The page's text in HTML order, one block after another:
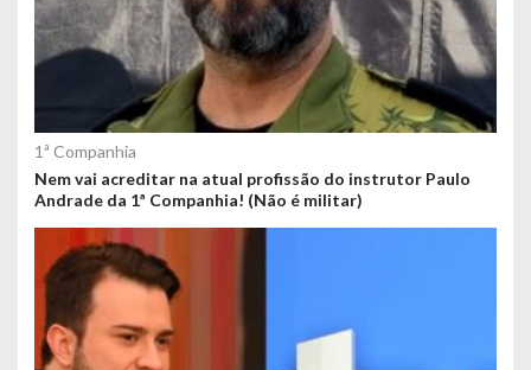
1ª Companhia
Nem vai acreditar na atual profissão do instrutor Paulo
Andrade da 1ª Companhia! (Não é militar)